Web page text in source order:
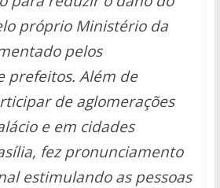
próprio Ministério da
pelos
prefeitos. Além de
de aglomerações
e em cidades
fez pronunciamento
estimulando as pessoas